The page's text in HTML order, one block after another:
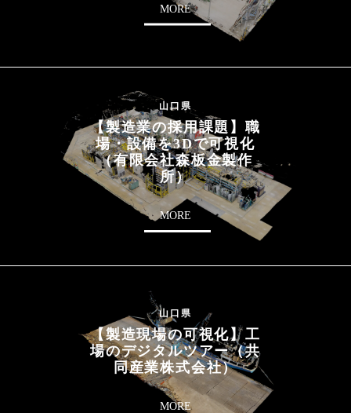
MORE
山口県
【製造業の採用課題】職
場・設備を3Dで可視化
（有限会社森板金製作
所）
MORE
山口県
【製造現場の可視化】工
場のデジタルツアー（共
同産業株式会社）
MORE